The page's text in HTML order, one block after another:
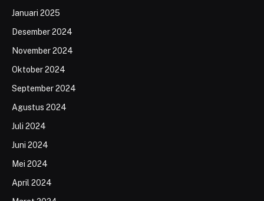
Januari 2025
Desember 2024
November 2024
Oktober 2024
September 2024
Agustus 2024
Juli 2024
Juni 2024
Mei 2024
April 2024